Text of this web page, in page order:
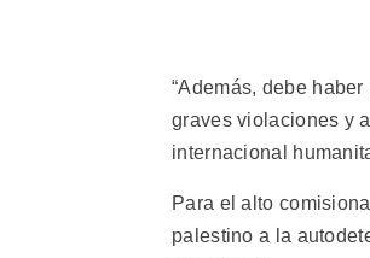
“Además, debe
graves violaciones y
internacional
Para el alto
palestino a la